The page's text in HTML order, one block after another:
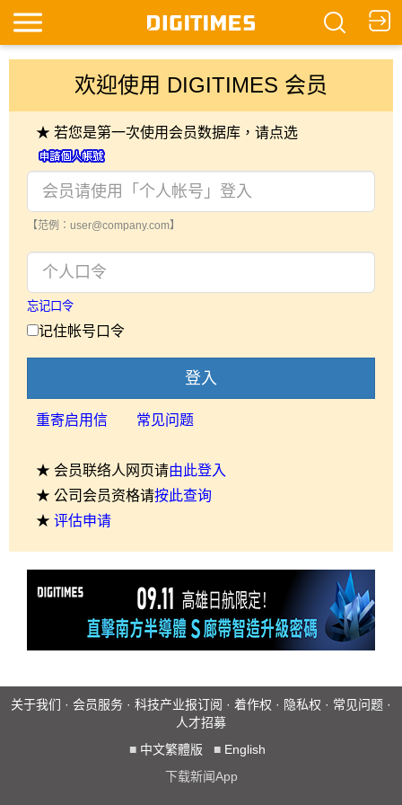
欢迎使用 DIGITIMES 会员
★ 若您是第一次使用会员数据库，请点选
【范例：user@company.com】
忘记口令
记住帐号口令
登入
重寄启用信 常见问题
★ 会员联络人网页请由此登入
★ 公司会员资格请按此查询
★ 评估申请
关于我们 · 会员服务 · 科技产业报订阅 · 着作权 · 隐私权 · 常见问题 ·
人才招募
■ 中文繁體版 ■ English
下载新闻App